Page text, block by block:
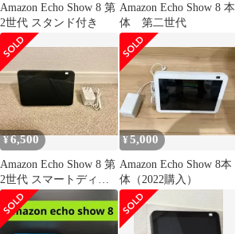
Amazon Echo Show 8 第
2世代 スタンド付き
Amazon Echo Show 8 本
体 第二世代
¥6,500
Amazon Echo Show 8 第
2世代 スマートディス
プレイA8H3N2
¥5,000
Amazon Echo Show 8本
体（2022購入）